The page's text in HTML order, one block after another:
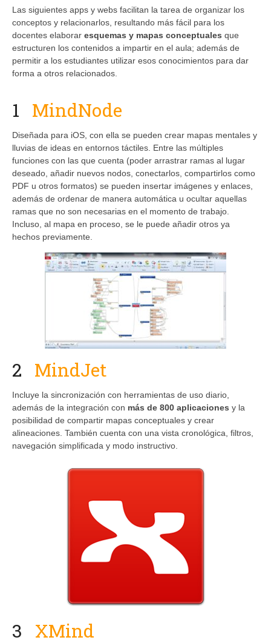
Las siguientes apps y webs facilitan la tarea de organizar los
conceptos y relacionarlos, resultando más fácil para los
docentes elaborar esquemas y mapas conceptuales que
estructuren los contenidos a impartir en el aula; además de
permitir a los estudiantes utilizar esos conocimientos para dar
forma a otros relacionados.
1 MindNode
Diseñada para iOS, con ella se pueden crear mapas mentales y
lluvias de ideas en entornos táctiles. Entre las múltiples
funciones con las que cuenta (poder arrastrar ramas al lugar
deseado, añadir nuevos nodos, conectarlos, compartirlos como
PDF u otros formatos) se pueden insertar imágenes y enlaces,
además de ordenar de manera automática u ocultar aquellas
ramas que no son necesarias en el momento de trabajo.
Incluso, al mapa en proceso, se le puede añadir otros ya
hechos previamente.
2 MindJet
Incluye la sincronización con herramientas de uso diario,
además de la integración con más de 800 aplicaciones y la
posibilidad de compartir mapas conceptuales y crear
alineaciones. También cuenta con una vista cronológica, filtros,
navegación simplificada y modo instructivo.
3 XMind